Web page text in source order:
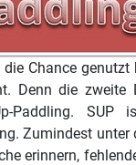
Chance
Denn die zweite
SUP
Zumindest unter
erinnern,